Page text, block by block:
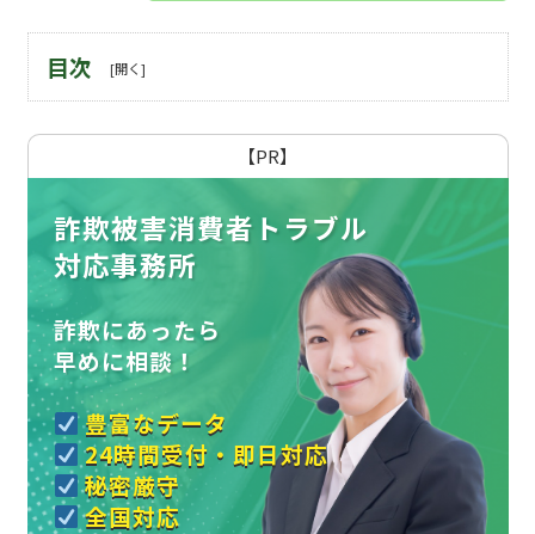
目次
【PR】
詐欺被害消費者トラブル
対応事務所
詐欺にあったら
早めに相談！
豊富なデータ
24時間受付・即日対応
秘密厳守
全国対応